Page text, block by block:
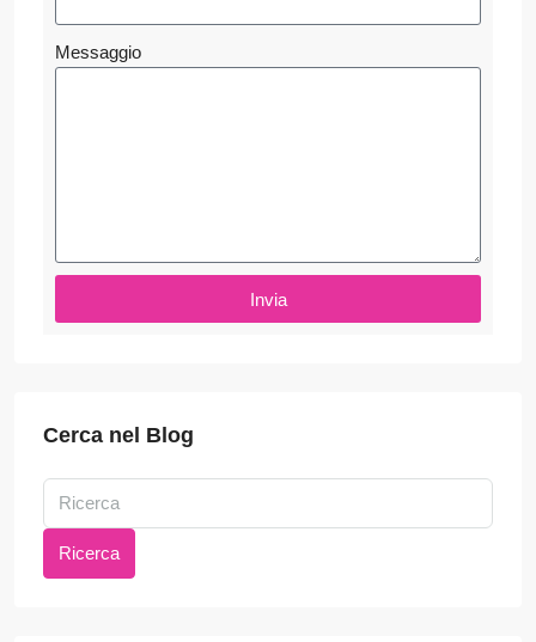
Messaggio
Invia
Cerca nel Blog
Ricerca